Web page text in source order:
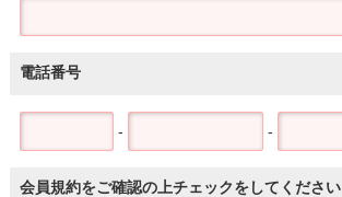
電話番号
- -
会員規約をご確認の上チェックをしてください